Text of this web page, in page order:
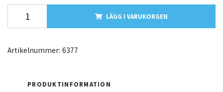
LÄGG I VARUKORGEN
Artikelnummer: 6377
PRODUKTINFORMATION